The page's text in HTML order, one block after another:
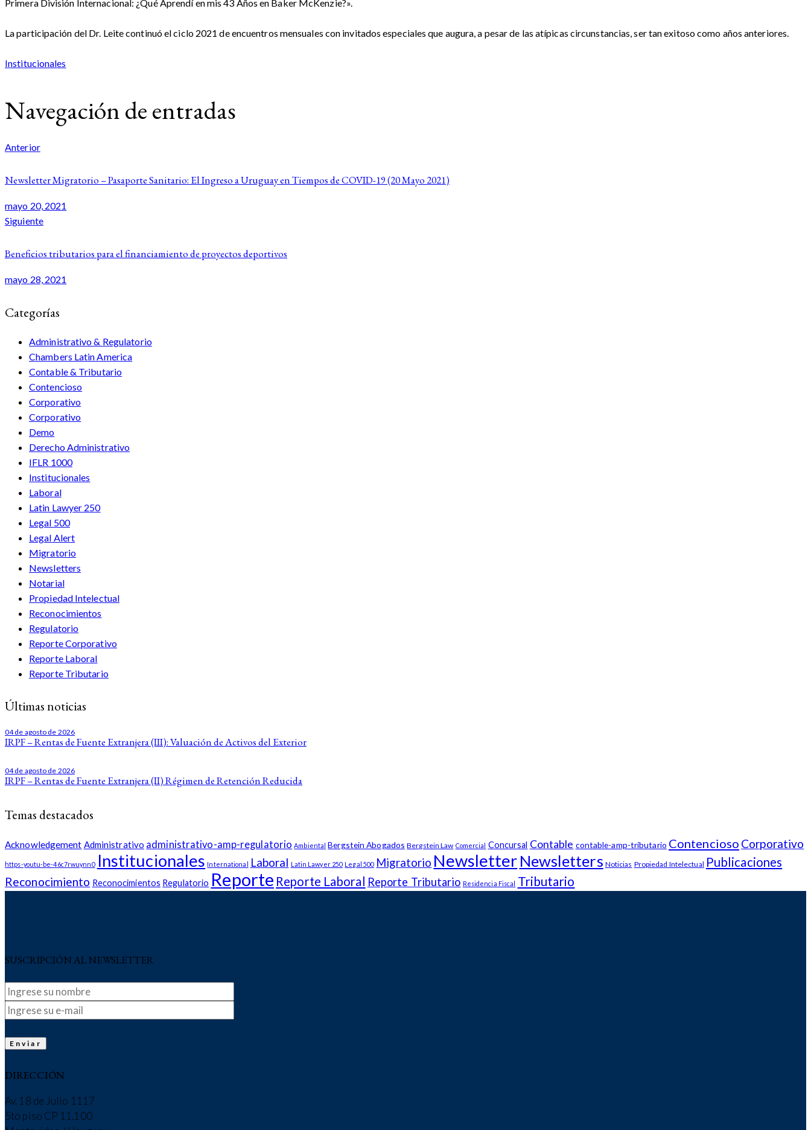
Primera División Internacional: ¿Qué Aprendí en mis 43 Años en Baker McKenzie?».
La participación del Dr. Leite continuó el ciclo 2021 de encuentros mensuales con invitados especiales que augura, a pesar de las atípicas circunstancias, ser tan exitoso como años anteriores.
Institucionales
Navegación de entradas
Anterior
Newsletter Migratorio – Pasaporte Sanitario: El Ingreso a Uruguay en Tiempos de COVID-19 (20 Mayo 2021)
mayo 20, 2021
Siguiente
Beneficios tributarios para el financiamiento de proyectos deportivos
mayo 28, 2021
Categorías
Administrativo & Regulatorio
Chambers Latin America
Contable & Tributario
Contencioso
Corporativo
Corporativo
Demo
Derecho Administrativo
IFLR 1000
Institucionales
Laboral
Latin Lawyer 250
Legal 500
Legal Alert
Migratorio
Newsletters
Notarial
Propiedad Intelectual
Reconocimientos
Regulatorio
Reporte Corporativo
Reporte Laboral
Reporte Tributario
Últimas noticias
04 de agosto de 2026
IRPF – Rentas de Fuente Extranjera (III): Valuación de Activos del Exterior
04 de agosto de 2026
IRPF – Rentas de Fuente Extranjera (II) Régimen de Retención Reducida
Temas destacados
Acknowledgement Administrativo administrativo-amp-regulatorio Ambiental Bergstein Abogados Bergstein Law Comercial Concursal Contable contable-amp-tributario Contencioso Corporativo
https-youtu-be-46c7rwuynn0 Institucionales International Laboral Latin Lawyer 250 Legal 500 Migratorio Newsletter Newsletters Noticias Propiedad Intelectual Publicaciones
Reconocimiento Reconocimientos Regulatorio Reporte Reporte Laboral Reporte Tributario Residencia Fiscal Tributario
SUSCRIPCIÓN AL NEWSLETTER
DIRECCIÓN
Av. 18 de Julio 1117
5to piso CP 11.100